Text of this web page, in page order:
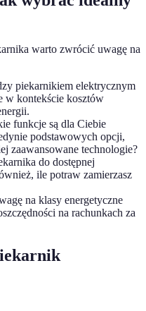
warto zwrócić uwagę na
piekarnikiem elektrycznym
w kontekście kosztów
funkcje są dla Ciebie
podstawowych opcji,
zaawansowane technologie?
do dostępnej
ile potraw zamierzasz
na klasy energetyczne
na rachunkach za